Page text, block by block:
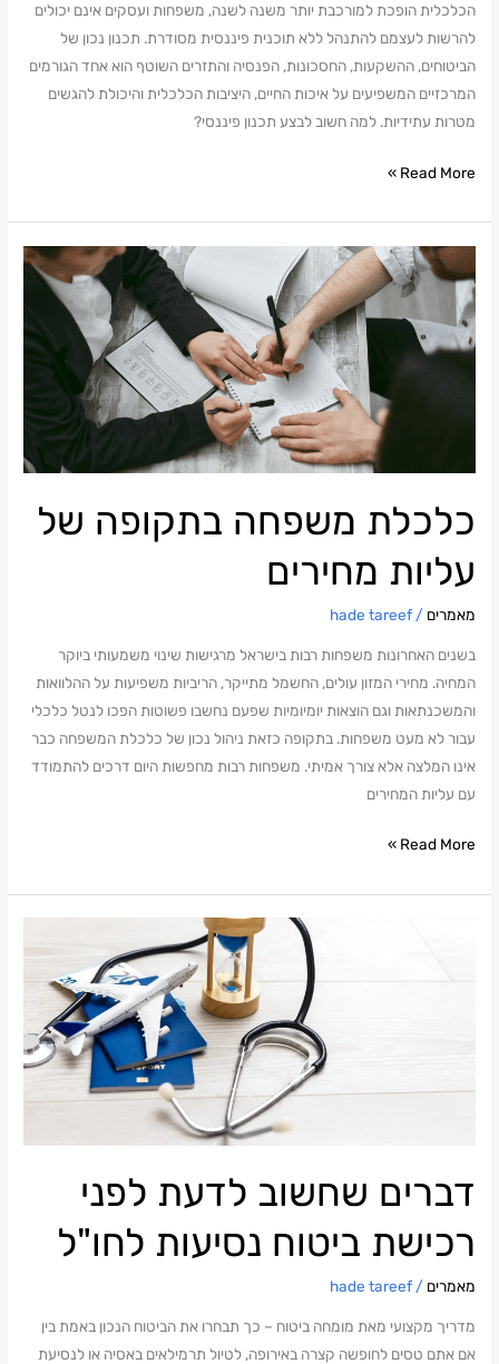
הכלכלית הופכת למורכבת יותר משנה לשנה, משפחות ועסקים אינם יכולים
להרשות לעצמם להתנהל ללא תוכנית פיננסית מסודרת. תכנון נכון של
הביטוחים, ההשקעות, החסכונות, הפנסיה והתזרים השוטף הוא אחד הגורמים
המרכזיים המשפיעים על איכות החיים, היציבות הכלכלית והיכולת להגשים
מטרות עתידיות. למה חשוב לבצע תכנון פיננסי?
Read More »
כלכלת משפחה בתקופה של
עליות מחירים
מאמרים /
hade tareef
בשנים האחרונות משפחות רבות בישראל מרגישות שינוי משמעותי ביוקר
המחיה. מחירי המזון עולים, החשמל מתייקר, הריביות משפיעות על ההלוואות
והמשכנתאות וגם הוצאות יומיומיות שפעם נחשבו פשוטות הפכו לנטל כלכלי
עבור לא מעט משפחות. בתקופה כזאת ניהול נכון של כלכלת המשפחה כבר
אינו המלצה אלא צורך אמיתי. משפחות רבות מחפשות היום דרכים להתמודד
עם עליות המחירים
כלכלת
משפחה
בתקופה
של
Read More »
דברים שחשוב לדעת לפני
רכישת ביטוח נסיעות לחו"ל
מאמרים /
hade tareef
מדריך מקצועי מאת מומחה ביטוח – כך תבחרו את הביטוח הנכון באמת בין
אם אתם טסים לחופשה קצרה באירופה, לטיול תרמילאים באסיה או לנסיעת
נסיעות